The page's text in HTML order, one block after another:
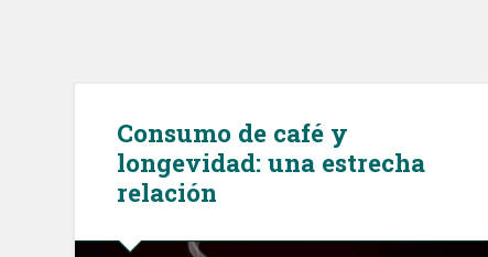
Consumo de café y
longevidad: una estrecha
relación